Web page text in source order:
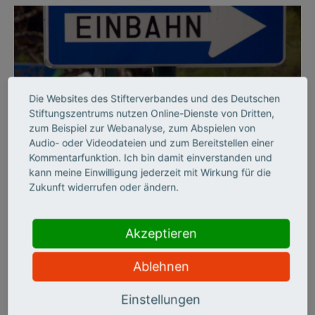
BILDUNGSSYSTEM
Per Einbahnstraße durch
die Hochschulbildung
Der Stifterverband hat die deutschen Hochschulen zehn Jahre
lang auf sechs Handlungsfeldern beobachtet und zieht ein
Die Websites des Stifterverbandes und des Deutschen
Stiftungszentrums nutzen Online-Dienste von Dritten,
zum Beispiel zur Webanalyse, zum Abspielen von
Audio- oder Videodateien und zum Bereitstellen einer
Kommentarfunktion. Ich bin damit einverstanden und
kann meine Einwilligung jederzeit mit Wirkung für die
Zukunft widerrufen oder ändern.
Akzeptieren
Ablehnen
Einstellungen